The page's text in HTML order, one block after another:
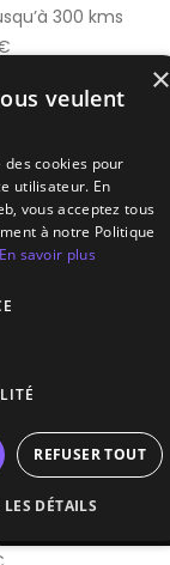
Afficher la carte
300 kms
Electro
×
veulent
cookies pour
utilisateur. En
vous acceptez tous
à notre Politique
En savoir plus
REFUSER TOUT
DÉTAILS